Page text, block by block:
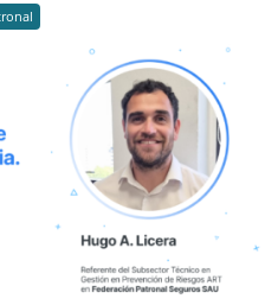
la
de
riesgos
laborales